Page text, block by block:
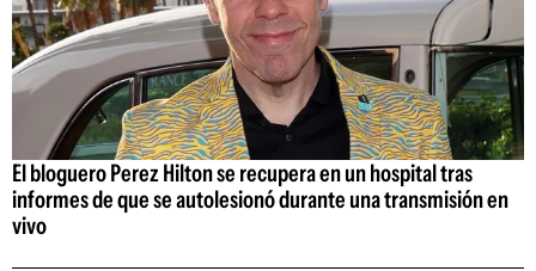
El bloguero Perez Hilton se recupera en un hospital tras
informes de que se autolesionó durante una transmisión en
vivo